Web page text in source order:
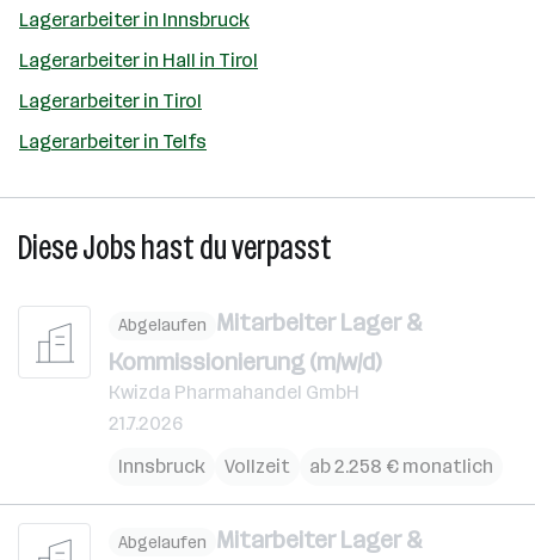
Lagerarbeiter in Innsbruck
Lagerarbeiter in Hall in Tirol
Lagerarbeiter in Tirol
Lagerarbeiter in Telfs
Diese Jobs hast du verpasst
Abgelaufen Mitarbeiter Lager &
Kommissionierung (m/w/d)
Kwizda Pharmahandel GmbH
21.7.2026
Innsbruck
Vollzeit ab 2.258 € monatlich
Abgelaufen Mitarbeiter Lager &